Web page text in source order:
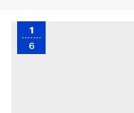
1
6